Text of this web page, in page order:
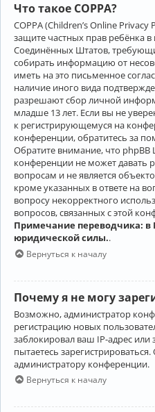
Что такое COPPA?
COPPA (Children’s Online
защите частных прав ребёнка в
Соединённых Штатов,
собирать информацию от
иметь на это письменное
наличие иного вида
разрешают сбор личной
младше 13 лет. Если вы не
к регистрирующемуся на
конференции, обратитесь за
Обратите внимание, что
конференции не может давать
вопросам и не является
кроме указанных в ответе на
вопросу некорректного
вопросов, связанных с этой
Примечание переводчика: в
юридической силы..
Вернуться к началу
Почему я не могу
Возможно, администратор
регистрацию новых
заблокировал ваш IP-адрес
пытаетесь
администратору конференции.
Вернуться к началу